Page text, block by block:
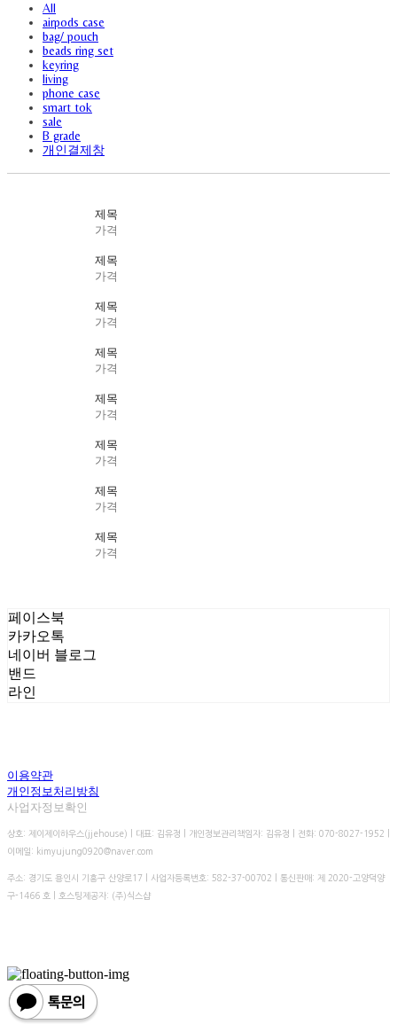
All
airpods case
bag/ pouch
beads ring set
keyring
living
phone case
smart tok
sale
B grade
개인결제창
제목
가격
제목
가격
제목
가격
제목
가격
제목
가격
제목
가격
제목
가격
제목
가격
페이스북
카카오톡
네이버 블로그
밴드
라인
이용약관
개인정보처리방침
사업자정보확인
상호: 제이제이하우스(jjehouse) | 대표: 김유정 | 개인정보관리책임자: 김유정 | 전화: 070-8027-1952 |
이메일: kimyujung0920@naver.com
주소: 경기도 용인시 기흥구 산양로17 | 사업자등록번호: 582-37-00702 | 통신판매: 제 2020-고양덕양
구-1466 호 | 호스팅제공자: (주)식스샵